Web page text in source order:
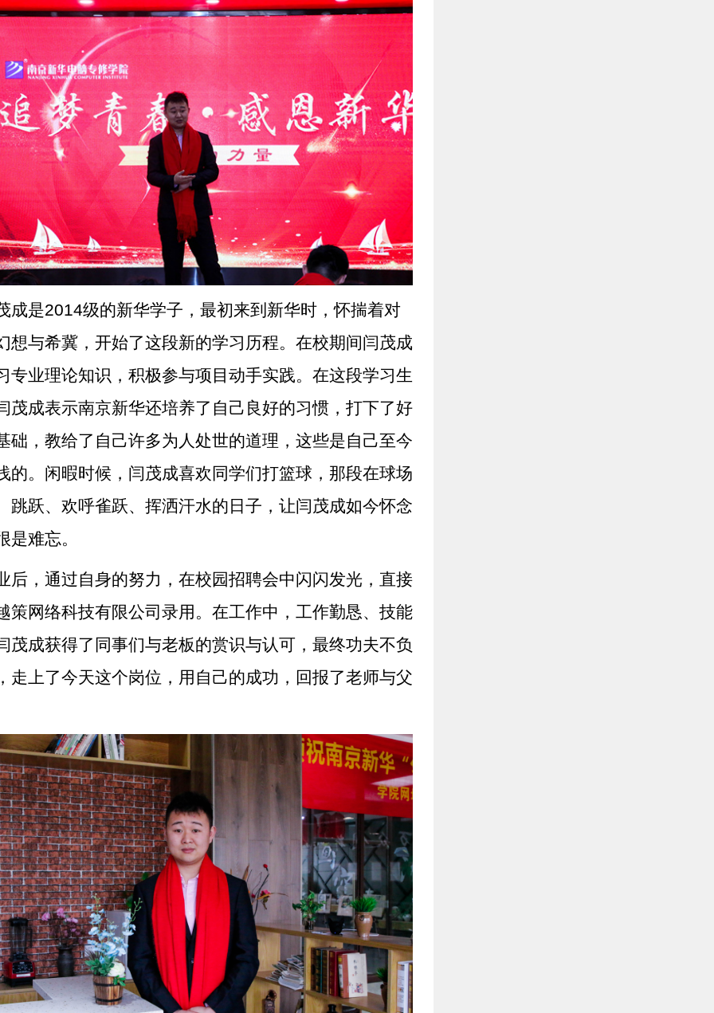
成是2014级的新华学子，最初来到新华时，怀揣着对
想与希冀，开始了这段新的学习历程。在校期间闫茂成
专业理论知识，积极参与项目动手实践。在这段学习生
茂成表示南京新华还培养了自己良好的习惯，打下了好
础，教给了自己许多为人处世的道理，这些是自己至今
的。闲暇时候，闫茂成喜欢同学们打篮球，那段在球场
跳跃、欢呼雀跃、挥洒汗水的日子，让闫茂成如今怀念
是难忘。
后，通过自身的努力，在校园招聘会中闪闪发光，直接
策网络科技有限公司录用。在工作中，工作勤恳、技能
茂成获得了同事们与老板的赏识与认可，最终功夫不负
走上了今天这个岗位，用自己的成功，回报了老师与父